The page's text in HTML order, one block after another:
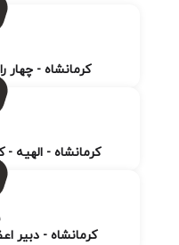
کرمانشاه - چهار
کرمانشاه - الهیه -
کرمانشاه - دبیر